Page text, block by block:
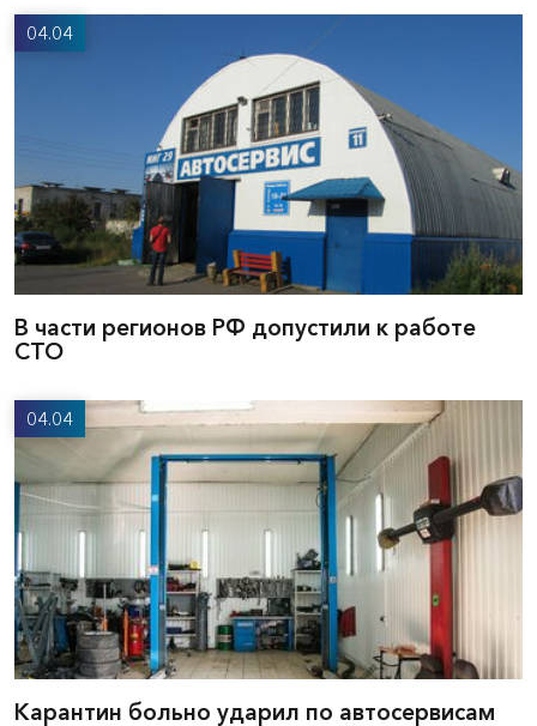
04.04
В части регионов РФ допустили к работе
СТО
04.04
Карантин больно ударил по автосервисам